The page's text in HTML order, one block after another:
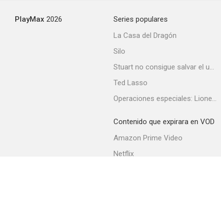
PlayMax 2026
Series populares
La Casa del Dragón
Silo
Stuart no consigue salvar el universo
Ted Lasso
Operaciones especiales: Lioness
Contenido que expirara en VOD
Amazon Prime Video
Netflix